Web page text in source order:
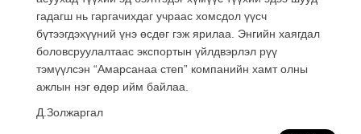
гадагш нь гаргачихдаг учраас хомсдол үүсч
бүтээгдэхүүний үнэ өсдөг гэж ярилаа. Энгийн хаягдал
боловсруулалтаас экспортын үйлдвэрлэл рүү
тэмүүлсэн “Амарсанаа степ” компанийн хамт олны
ажлын нэг өдөр ийм байлаа.
Д.Золжаргал